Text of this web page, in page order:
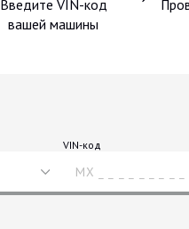
Введите VIN-код
вашей машины
VIN-код